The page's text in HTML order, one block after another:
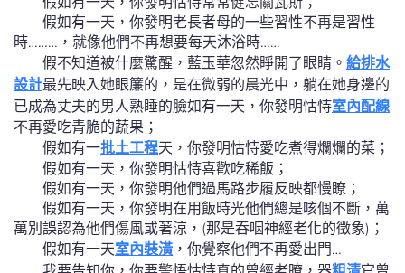
假如有一天，你發明老長者母的一些習性不再是習性
時………，就像他們不再想要每天沐浴時……
假不知道被什麼驚醒，藍玉華忽然睜開了眼睛。 給排水
設計最先映入她眼簾的，是在微弱的晨光中，躺在她身邊的
已成為丈夫的男人熟睡的臉如有一天，你發明怙恃室內配線
不再愛吃青脆的蔬果；
假如有一批土工程天，你發明怙恃愛吃煮得爛爛的菜；
假如有一天，你發明怙恃喜歡吃稀飯；
假如有一天，你發明他們過馬路步履反映都慢瞭；
假如有一天，你發明在用飯時光他們總是咳個不斷，萬
萬別誤認為他們傷風或著涼，(那是吞咽神經老化的徵象)；
假如有一天室內裝潢 ，你覺察他們不再愛出門…